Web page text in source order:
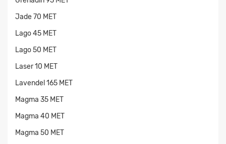
Jade 70 MET
Lago 45 MET
Lago 50 MET
Laser 10 MET
Lavendel 165 MET
Magma 35 MET
Magma 40 MET
Magma 50 MET